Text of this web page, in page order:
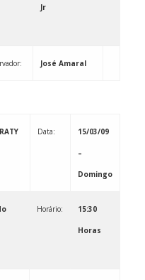
Jr
José Amaral
Data: 15/03/09
–
Domingo
Horário: 15:30
Horas